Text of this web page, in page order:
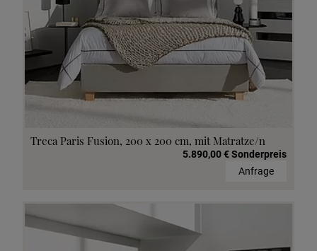
Treca Paris Fusion, 200 x 200 cm, mit Matratze/n
5.890,00 € Sonderpreis
Anfrage